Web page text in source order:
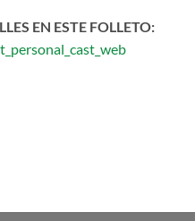
EN ESTE FOLLETO: